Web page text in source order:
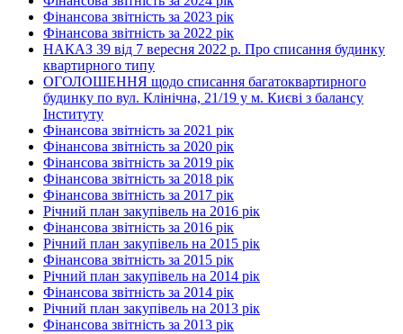
Фінансова звітність за 2023 рік
Фінансова звітність за 2022 рік
НАКАЗ 39 від 7 вересня 2022 р. Про списання будинку
квартирного типу
ОГОЛОШЕННЯ щодо списання багатоквартирного
будинку по вул. Клінічна, 21/19 у м. Києві з балансу
Інституту
Фінансова звітність за 2021 рік
Фінансова звітність за 2020 рік
Фінансова звітність за 2019 рік
Фінансова звітність за 2018 рік
Фінансова звітність за 2017 рік
Річний план закупівель на 2016 рік
Фінансова звітність за 2016 рік
Річний план закупівель на 2015 рік
Фінансова звітність за 2015 рік
Річний план закупівель на 2014 рік
Фінансова звітність за 2014 рік
Річний план закупівель на 2013 рік
Фінансова звітність за 2013 рік